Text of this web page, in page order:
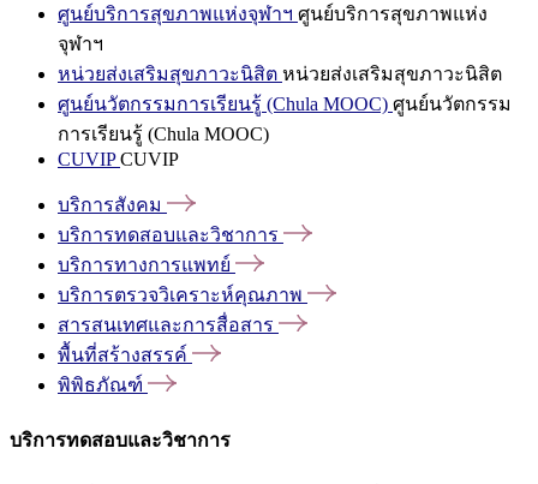
ศูนย์บริการสุขภาพแห่งจุฬาฯ ศูนย์บริการสุขภาพแห่ง
จุฬาฯ
หน่วยส่งเสริมสุขภาวะนิสิต หน่วยส่งเสริมสุขภาวะนิสิต
ศูนย์นวัตกรรมการเรียนรู้ (Chula MOOC) ศูนย์นวัตกรรม
การเรียนรู้ (Chula MOOC)
CUVIPCUVIP
บริการสังคม
บริการทดสอบและวิชาการ
บริการทางการแพทย์
บริการตรวจวิเคราะห์คุณภาพ
สารสนเทศและการสื่อสาร
พื้นที่สร้างสรรค์
พิพิธภัณฑ์
บริการทดสอบและวิชาการ